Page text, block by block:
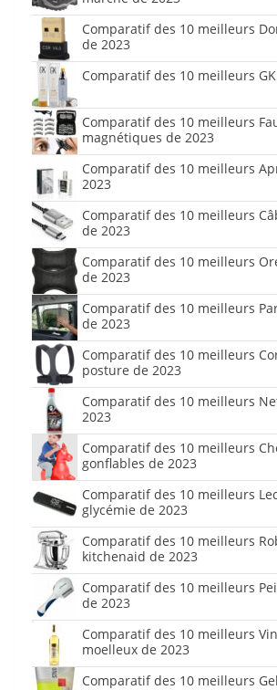
Comparatif des 10 meilleurs
de 2023
Comparatif des 10 meilleurs
Comparatif des 10 meilleurs
magnétiques de 2023
Comparatif des 10 meilleurs
2023
Comparatif des 10 meilleurs
de 2023
Comparatif des 10 meilleurs
de 2023
Comparatif des 10 meilleurs
de 2023
Comparatif des 10 meilleurs
posture de 2023
Comparatif des 10 meilleurs
2023
Comparatif des 10 meilleurs
gonflables de 2023
Comparatif des 10 meilleurs
glycémie de 2023
Comparatif des 10 meilleurs
kitchenaid de 2023
Comparatif des 10 meilleurs
de 2023
Comparatif des 10 meilleurs
moelleux de 2023
Comparatif des 10 meilleurs